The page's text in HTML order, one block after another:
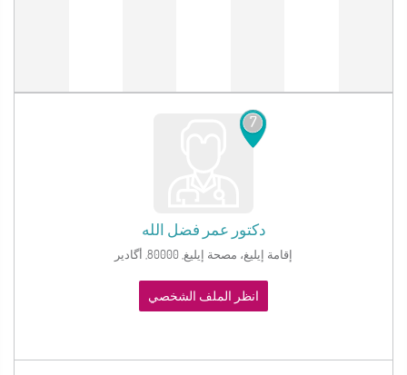
7
دكتور عمر فضل الله
إقامة إيليغ، مصحة إيليغ, 80000, أگادير
انظر الملف الشخصي